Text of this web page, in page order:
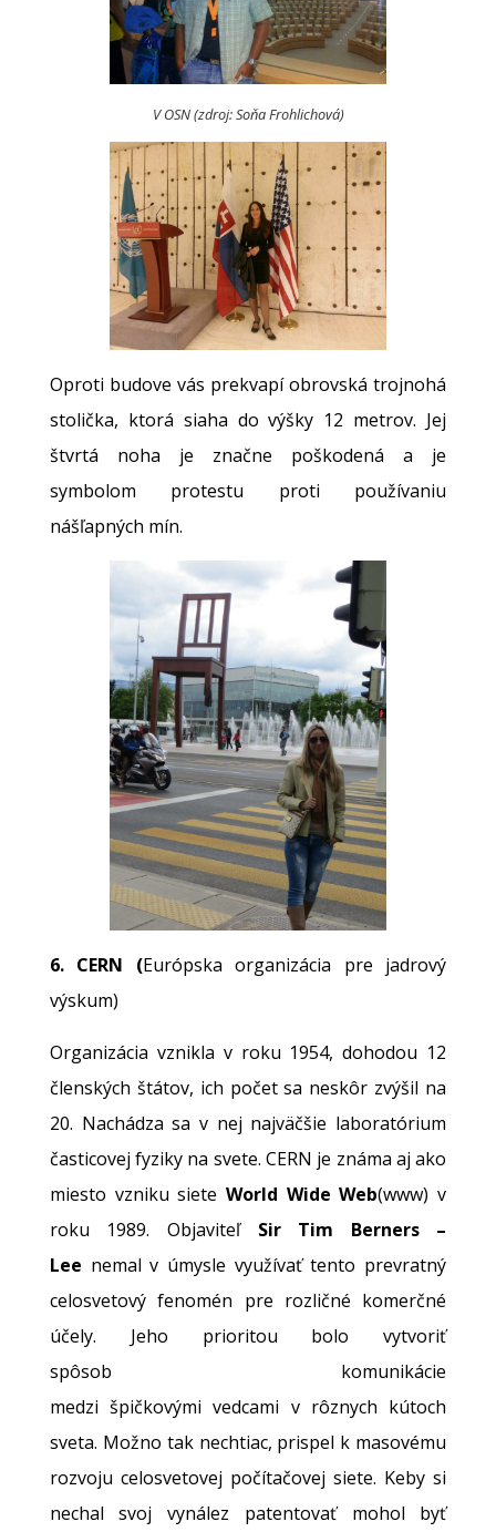
V OSN (zdroj: Soňa Frohlichová)
Oproti budove vás prekvapí obrovská trojnohá
stolička, ktorá siaha do výšky 12 metrov. Jej
štvrtá noha je značne poškodená a je
symbolom protestu proti používaniu
nášľapných mín.
6. CERN (Európska organizácia pre jadrový
výskum)
Organizácia vznikla v roku 1954, dohodou 12
členských štátov, ich počet sa neskôr zvýšil na
20. Nachádza sa v nej najväčšie laboratórium
časticovej fyziky na svete. CERN je známa aj ako
miesto vzniku siete World Wide Web(www) v
roku 1989. Objaviteľ Sir Tim Berners –
Lee nemal v úmysle využívať tento prevratný
celosvetový fenomén pre rozličné komerčné
účely. Jeho prioritou bolo vytvoriť
spôsob komunikácie
medzi špičkovými vedcami v rôznych kútoch
sveta. Možno tak nechtiac, prispel k masovému
rozvoju celosvetovej počítačovej siete. Keby si
nechal svoj vynález patentovať mohol byť